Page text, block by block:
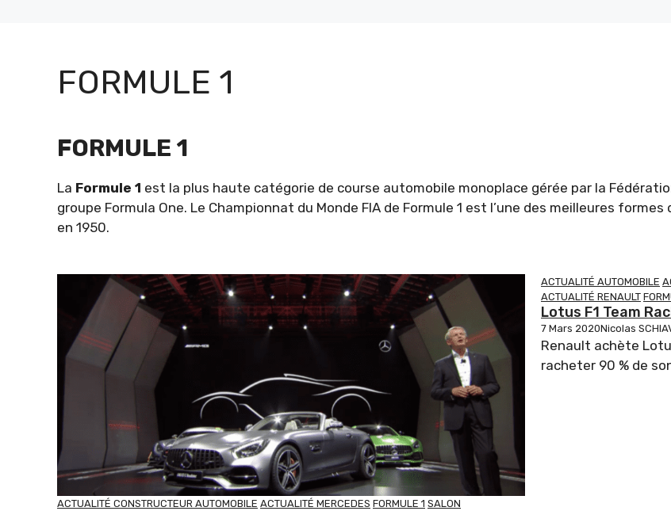
FORMULE 1
FORMULE 1
La Formule 1 est la plus haute catégorie de course automobile monoplace gérée par la
groupe Formula One. Le Championnat du Monde FIA de Formule 1 est l’une des meilleures
en 1950.
ACTUALITÉ CONSTRUCTEUR AUTOMOBILE ACTUALITÉ MERCEDES FORMULE 1 SALON
ACTUALITÉ AUTOMOBILE
ACTUALITÉ RENAULT
Lotus F1 Team
7 Mars 2020Nicolas
Renault achète
racheter 90 % de